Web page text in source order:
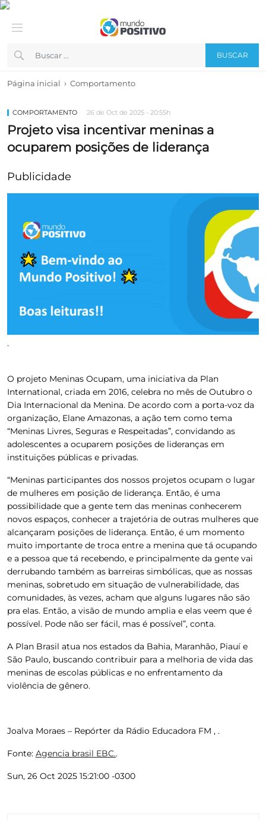
BUSCAR
Página inicial › Comportamento
COMPORTAMENTO 26 de Oct de 2025 - 20:55h
Projeto visa incentivar meninas a
ocuparem posições de liderança
Publicidade
.
O projeto Meninas Ocupam, uma iniciativa da Plan
International, criada em 2016, celebra no mês de Outubro o
Dia Internacional da Menina. De acordo com a porta-voz da
organização, Elane Amazonas, a ação tem como tema
“Meninas Livres, Seguras e Respeitadas”, convidando as
adolescentes a ocuparem posições de lideranças em
instituições públicas e privadas.
“Meninas participantes dos nossos projetos ocupam o lugar
de mulheres em posição de liderança. Então, é uma
possibilidade que a gente tem das meninas conhecerem
novos espaços, conhecer a trajetória de outras mulheres que
alcançaram posições de liderança. Então, é um momento
muito importante de troca entre a menina que tá ocupando
e a pessoa que tá recebendo, e principalmente da gente vai
derrubando também as barreiras simbólicas, que as nossas
meninas, sobretudo em situação de vulnerabilidade, das
comunidades, às vezes, acham que alguns lugares não são
pra elas. Então, a visão de mundo amplia e elas veem que é
possível. Pode não ser fácil, mas é possível”, conta.
A Plan Brasil atua nos estados da Bahia, Maranhão, Piauí e
São Paulo, buscando contribuir para a melhoria de vida das
meninas de escolas públicas e no enfrentamento da
violência de gênero.
Joalva Moraes – Repórter da Rádio Educadora FM , .
Fonte: Agencia brasil EBC..
Sun, 26 Oct 2025 15:21:00 -0300